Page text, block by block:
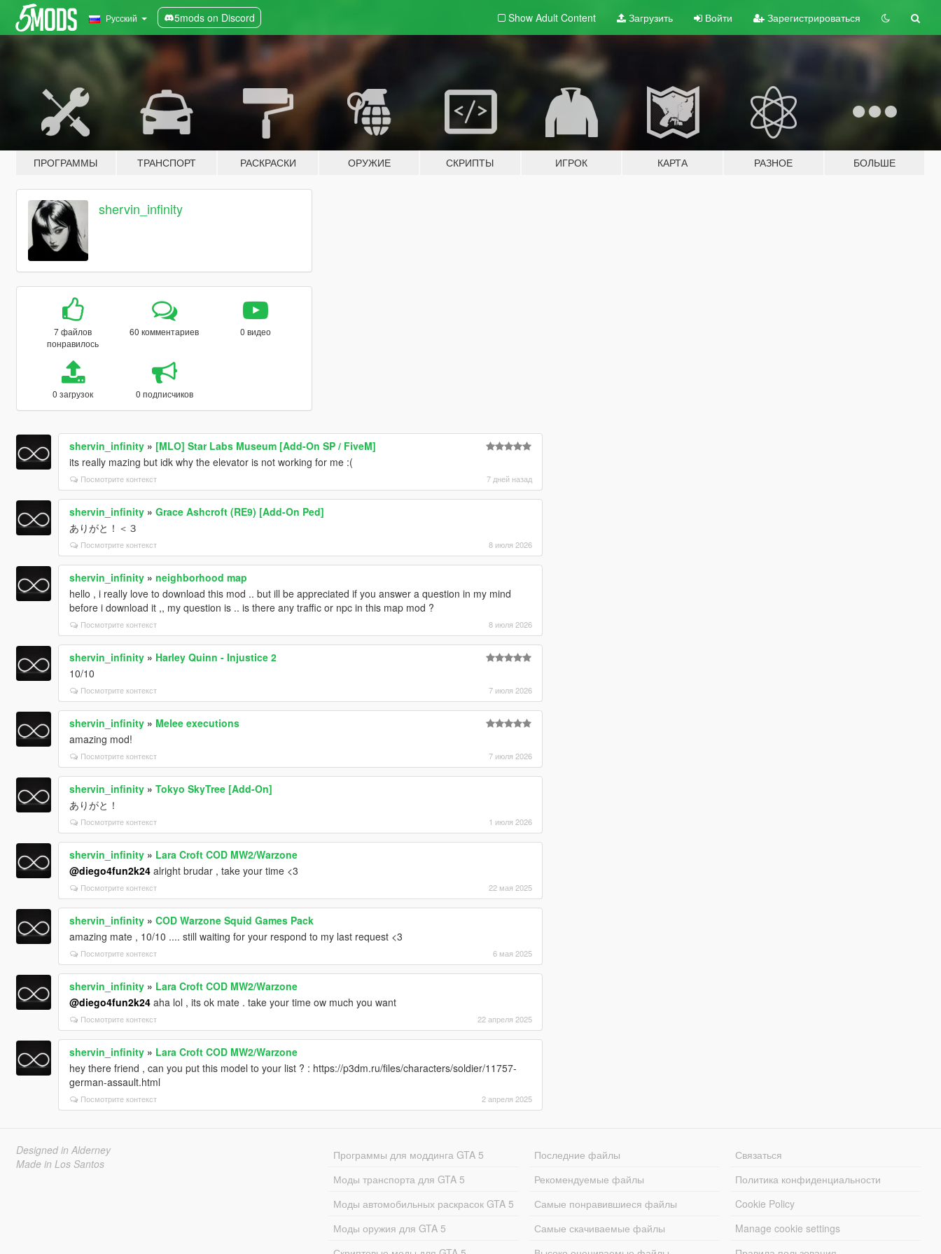
Русский 5mods on Discord Show Adult Content Загрузить Войти Зарегистрироваться
ПРОГРАММЫ ТРАНСПОРТ РАСКРАСКИ ОРУЖИЕ СКРИПТЫ ИГРОК КАРТА РАЗНОЕ БОЛЬШЕ
shervin_infinity
7 файлов
понравилось
60 комментариев 0 видео
0 загрузок 0 подписчиков
shervin_infinity» [MLO] Star Labs Museum [Add-On SP / FiveM]
its really mazing but idk why the elevator is not working for me :(
Посмотрите контекст 7 дней назад
shervin_infinity» Grace Ashcroft (RE9) [Add-On Ped]
ありがと！＜３
Посмотрите контекст 8 июля 2026
shervin_infinity» neighborhood map
hello , i really love to download this mod .. but ill be appreciated if you answer a question in my mind
before i download it ,, my question is .. is there any traffic or npc in this map mod ?
Посмотрите контекст 8 июля 2026
shervin_infinity» Harley Quinn - Injustice 2
10/10
Посмотрите контекст 7 июля 2026
shervin_infinity» Melee executions
amazing mod!
Посмотрите контекст 7 июля 2026
shervin_infinity» Tokyo SkyTree [Add-On]
ありがと！
Посмотрите контекст 1 июля 2026
shervin_infinity» Lara Croft COD MW2/Warzone
@diego4fun2k24alright brudar , take your time <3
Посмотрите контекст 22 мая 2025
shervin_infinity» COD Warzone Squid Games Pack
amazing mate , 10/10 .... still waiting for your respond to my last request <3
Посмотрите контекст 6 мая 2025
shervin_infinity» Lara Croft COD MW2/Warzone
@diego4fun2k24aha lol , its ok mate . take your time ow much you want
Посмотрите контекст 22 апреля 2025
shervin_infinity» Lara Croft COD MW2/Warzone
hey there friend , can you put this model to your list ? : https://p3dm.ru/files/characters/soldier/11757-
german-assault.html
Посмотрите контекст 2 апреля 2025
Designed in Alderney
Made in Los Santos
Программы для моддинга GTA 5
Моды транспорта для GTA 5
Моды автомобильных раскрасок GTA 5
Моды оружия для GTA 5
Последние файлы
Рекомендуемые файлы
Самые понравившиеся файлы
Самые скачиваемые файлы
Связаться
Политика конфиденциальности
Cookie Policy
Manage cookie settings